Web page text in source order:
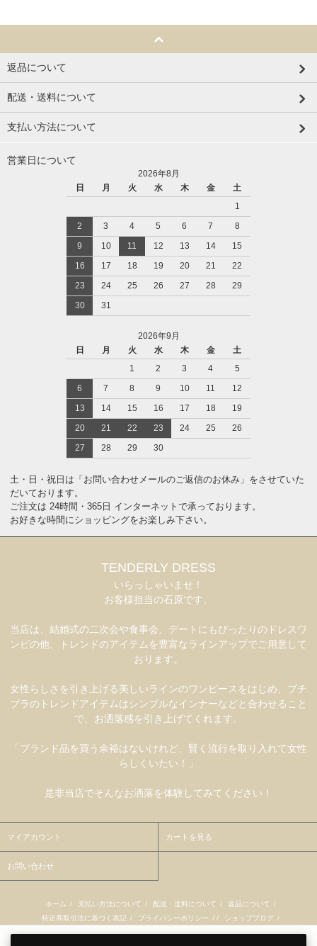
返品について
配送・送料について
支払い方法について
営業日について
2026年8月
日
月 火 水 木 金
土
1
2
3 4 5 6 7
8
9
10 11 12 13 14
15
16
17 18 19 20 21
22
23
24 25 26 27 28
29
30
31
2026年9月
日
月 火 水 木 金
土
1
2 3 4
5
6
7 8 9 10 11
12
13
14 15 16 17 18
19
20
21 22 23 24 25
26
27
28 29 30
土・日・祝日は「お問い合わせメールのご返信のお休み」をさせていた
だいております。
ご注文は 24時間・365日 インターネットで承っております。
お好きな時間にショッピングをお楽しみ下さい。
TENDERLY DRESS
いらっしゃいませ！
お客様担当の石原です。
当店は、結婚式の二次会や食事会、デートにもぴったりのドレスワ
ンピの他、トレンドのアイテムを豊富なラインアップでご用意して
おります。
女性らしさを引き上げる美しいラインのワンピースをはじめ、プチ
プラのトレンドアイテムはシンプルなインナーなどと合わせること
で、お洒落感を引き上げてくれます。
「ブランド品を買う余裕はないけれど、賢く流行を取り入れて女性
らしくいたい！」
是非当店でそんなお洒落を体験してみてください！
マイアカウント カートを見る
お問い合わせ
ホーム / 支払い方法について / 配送・送料について / 返品について /
特定商取引法に基づく表記 / プライバシーポリシー / / ショップブログ /